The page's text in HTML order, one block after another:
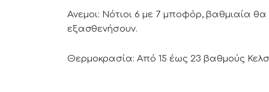
Ανεμοι: Νότιοι 6 με 7 μποφόρ, βαθμιαία
εξασθενήσουν.
Θερμοκρασία: Από 15 έως 23 βαθμούς